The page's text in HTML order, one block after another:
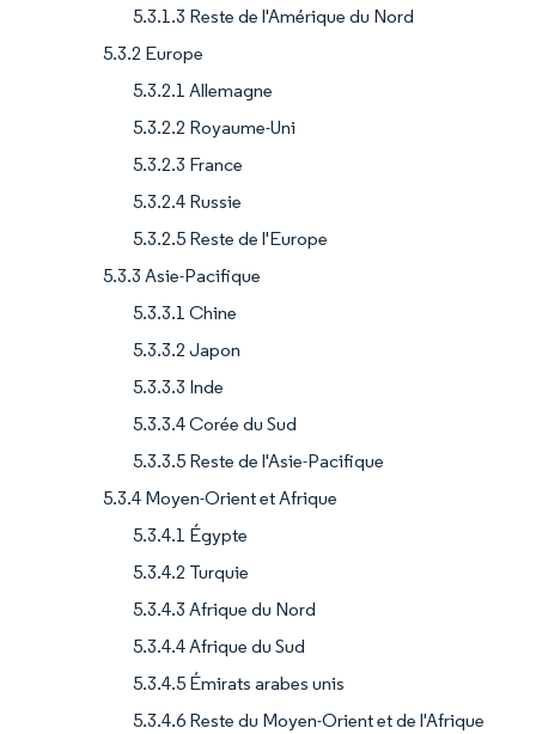
5.3.1.3 Reste de l'Amérique du Nord
5.3.2 Europe
5.3.2.1 Allemagne
5.3.2.2 Royaume-Uni
5.3.2.3 France
5.3.2.4 Russie
5.3.2.5 Reste de l'Europe
5.3.3 Asie-Pacifique
5.3.3.1 Chine
5.3.3.2 Japon
5.3.3.3 Inde
5.3.3.4 Corée du Sud
5.3.3.5 Reste de l'Asie-Pacifique
5.3.4 Moyen-Orient et Afrique
5.3.4.1 Égypte
5.3.4.2 Turquie
5.3.4.3 Afrique du Nord
5.3.4.4 Afrique du Sud
5.3.4.5 Émirats arabes unis
5.3.4.6 Reste du Moyen-Orient et de l'Afrique